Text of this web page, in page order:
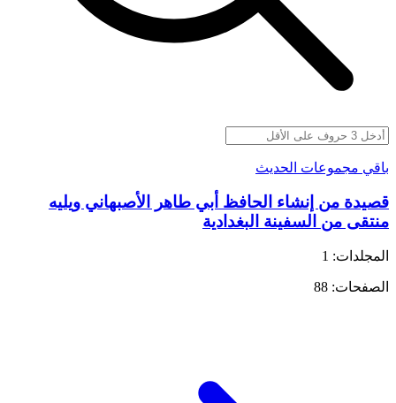
باقي مجموعات الحديث
قصيدة من إنشاء الحافظ أبي طاهر الأصبهاني ويليه
منتقى من السفينة البغدادية
المجلدات: 1
الصفحات: 88